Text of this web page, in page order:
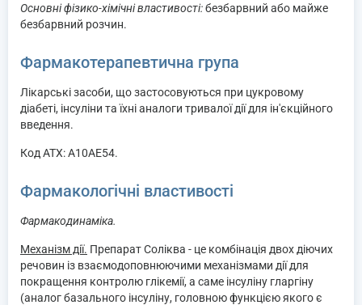
Основні фізико-хімічні властивості:безбарвний або майже
безбарвний розчин.
Фармакотерапевтична група
Лікарські засоби, що застосовуються при цукровому
діабеті, інсуліни та їхні аналоги тривалої дії для ін'єкційного
введення.
Код ATХ: A10AE54.
Фармакологічні властивості
Фармакодинаміка.
Механізм дії. Препарат Соліква - це комбінація двох діючих
речовин із взаємодоповнюючими механізмами дії для
покращення контролю глікемії, а саме інсуліну гларгіну
(аналог базального інсуліну, головною функцією якого є